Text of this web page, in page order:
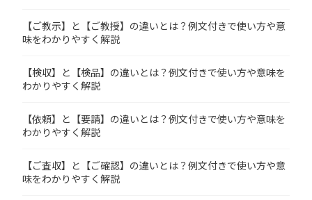
【ご教示】と【ご教授】の違いとは？例文付きで使い方や意
味をわかりやすく解説
【検収】と【検品】の違いとは？例文付きで使い方や意味を
わかりやすく解説
【依頼】と【要請】の違いとは？例文付きで使い方や意味を
わかりやすく解説
【ご査収】と【ご確認】の違いとは？例文付きで使い方や意
味をわかりやすく解説